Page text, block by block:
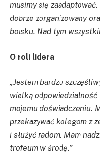
musimy się zaadaptować.
dobrze zorganizowany
boisku. Nad tym
O roli lidera
„Jestem bardzo
wielką odpowiedzialność
mojemu doświadczeniu.
przekazywać kolegom z
i służyć radom. Mam
trofeum w środę.”